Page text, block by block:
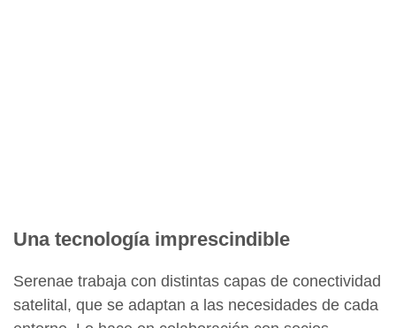
Una tecnología imprescindible
Serenae trabaja con distintas capas de conectividad
satelital, que se adaptan a las necesidades de cada